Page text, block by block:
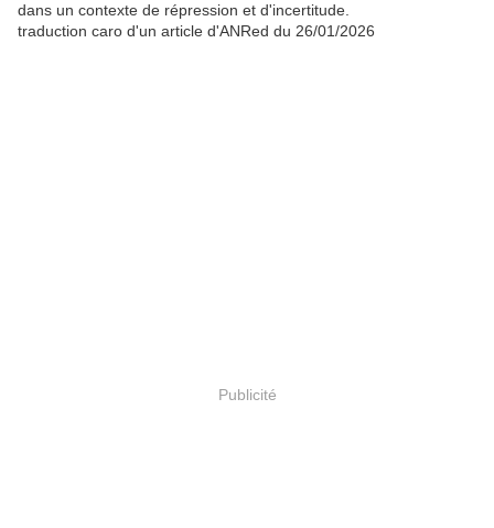
dans un contexte de répression et d'incertitude.
traduction caro d'un article d'ANRed du 26/01/2026
Publicité